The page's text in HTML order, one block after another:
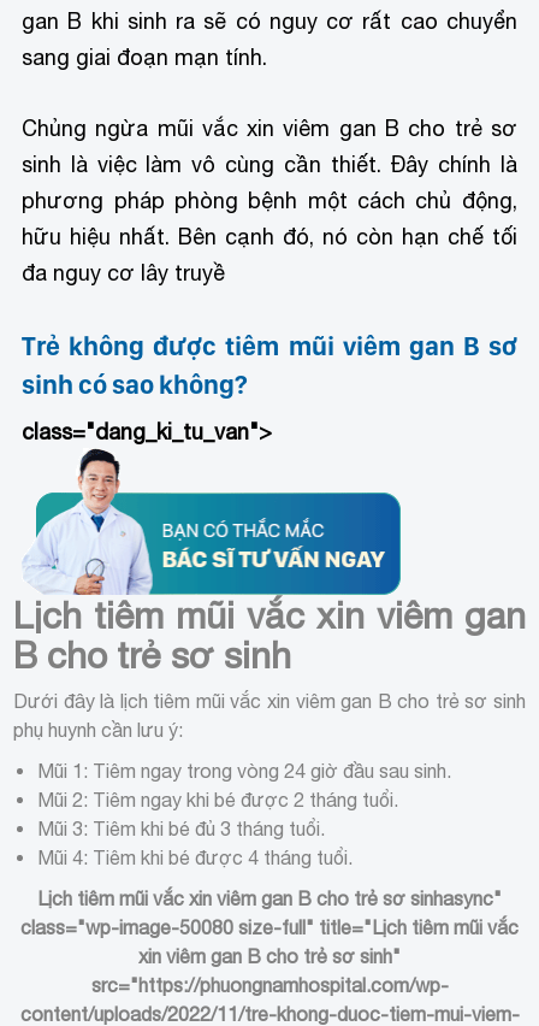
gan B khi sinh ra sẽ có nguy cơ rất cao chuyển
sang giai đoạn mạn tính.
Chủng ngừa mũi vắc xin viêm gan B cho trẻ sơ
sinh là việc làm vô cùng cần thiết. Đây chính là
phương pháp phòng bệnh một cách chủ động,
hữu hiệu nhất. Bên cạnh đó, nó còn hạn chế tối
đa nguy cơ lây truyề
Trẻ không được tiêm mũi viêm gan B sơ
sinh có sao không?
class="dang_ki_tu_van">
Lịch tiêm mũi vắc xin viêm gan
B cho trẻ sơ sinh
Dưới đây là lịch tiêm mũi vắc xin viêm gan B cho trẻ sơ sinh
phụ huynh cần lưu ý:
Mũi 1: Tiêm ngay trong vòng 24 giờ đầu sau sinh.
Mũi 2: Tiêm ngay khi bé được 2 tháng tuổi.
Mũi 3: Tiêm khi bé đủ 3 tháng tuổi.
Mũi 4: Tiêm khi bé được 4 tháng tuổi.
Lịch tiêm mũi vắc xin viêm gan B cho trẻ sơ sinhasync"
class="wp-image-50080 size-full" title="Lịch tiêm mũi vắc
xin viêm gan B cho trẻ sơ sinh"
src="https://phuongnamhospital.com/wp-
content/uploads/2022/11/tre-khong-duoc-tiem-mui-viem-